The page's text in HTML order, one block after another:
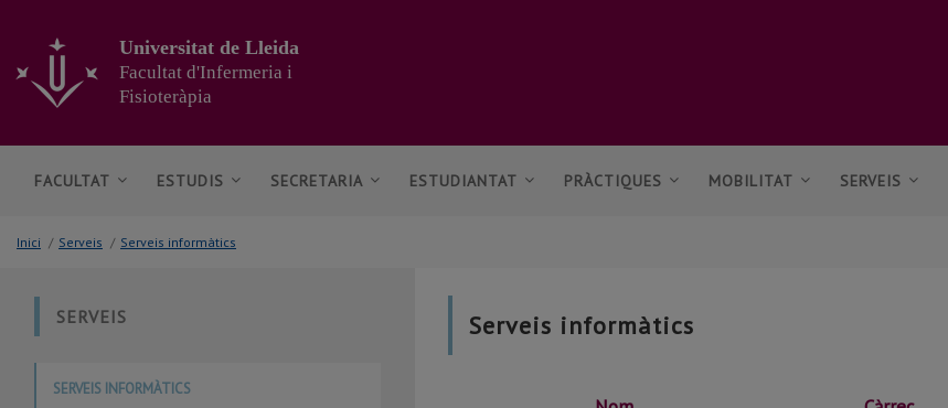
contingut
principal
pàgina
Universitat de Lleida
Facultat d'Infermeria i
Fisioteràpia
FACULTAT ESTUDIS SECRETARIA ESTUDIANTAT PRÀCTIQUES MOBILITAT SERVEIS
Inici / Serveis / Serveis informàtics
SERVEIS
SERVEIS INFORMÀTICS
Serveis informàtics